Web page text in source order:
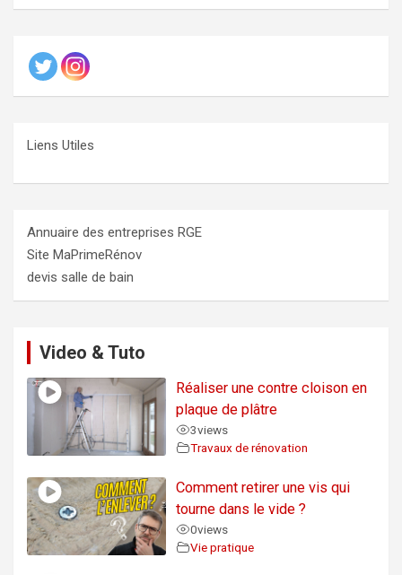
Liens Utiles
Annuaire des entreprises RGE
Site MaPrimeRénov
devis salle de bain
Video & Tuto
Réaliser une contre cloison en
plaque de plâtre
3views
Travaux de rénovation
Comment retirer une vis qui
tourne dans le vide ?
0views
Vie pratique